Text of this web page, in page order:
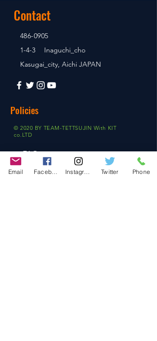
Contact
486-0905
1-4-3 Inaguchi_cho
Kasugai_city, Aichi JAPAN
Policies
© 2020 BY TEAM-TETTSUJIN With KIT
co.LTD
FAQ
Store Policy
Email Twitter Phone